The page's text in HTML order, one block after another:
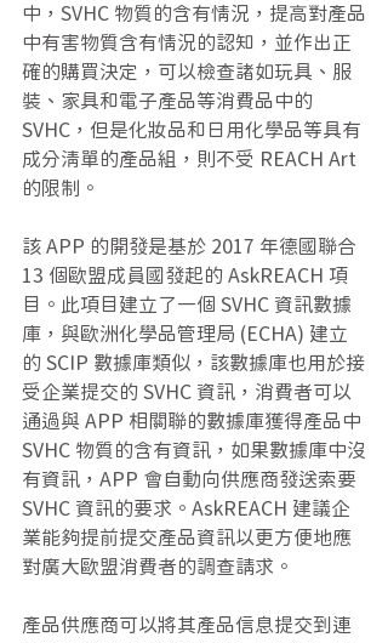
中，SVHC 物質的含有情況，提高對產品
中有害物質含有情況的認知，並作出正
確的購買決定， 可以檢查諸如玩具、服
裝、家具和電子產品等消費品中的
SVHC，但是化妝品和日用化學品等具有
成分清單的產品組，則不受 REACH Art
的限制。
該 APP 的開發是基於 2017 年德國聯合
13 個歐盟成員國發起的 AskREACH 項
目。此項目建立了一個 SVHC 資訊數據
庫，與歐洲化學品管理局 (ECHA) 建立
的 SCIP 數據庫類似，該數據庫也用於接
受企業提交的 SVHC 資訊，消費者可以
通過與 APP 相關聯的數據庫獲得產品中
SVHC 物質的含有資訊，如果數據庫中沒
有資訊，APP 會自動向供應商發送索要
SVHC 資訊的要求。AskREACH 建議企
業能夠提前提交產品資訊以更方便地應
對廣大歐盟消費者的調查請求。
產品供應商可以將其產品信息提交到連